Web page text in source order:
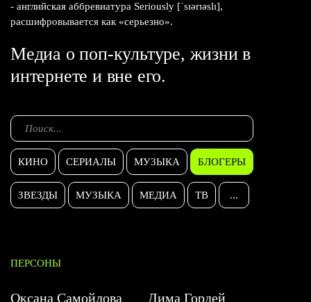
- английская аббревиатура Seriously [ˈsɪərɪəslɪ],
расшифровывается как «серьезно».
Медиа о поп-культуре, жизни в
интернете и вне его.
КИНО СЕРИАЛЫ МУЗЫКА БЛОГЕРЫ
ЗВЕЗДЫ МУЗЫКА МЕДИА ТВ ...
ПЕРСОНЫ
Оксана Самойлова
Дима Гордей